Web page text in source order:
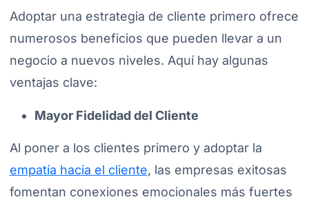
Adoptar una estrategia de cliente primero ofrece
numerosos beneficios que pueden llevar a un
negocio a nuevos niveles. Aquí hay algunas
ventajas clave:
Mayor Fidelidad del Cliente
Al poner a los clientes primero y adoptar la
empatía hacia el cliente, las empresas exitosas
fomentan conexiones emocionales más fuertes